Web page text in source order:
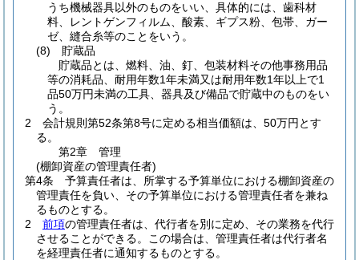
うち機械器具以外のものをいい、具体的には、歯科材
料、レントゲンフィルム、酸素、ギプス粉、包帯、ガー
ゼ、縫合糸等のことをいう。
(8)
貯蔵品
貯蔵品とは、燃料、油、釘、包装材料その他事務用品
等の消耗品、耐用年数1年未満又は耐用年数1年以上で1
品50万円未満の工具、器具及び備品で貯蔵中のものをい
う。
2
会計規則第52条第8号に定める相当価額は、50万円とす
る。
第2章
管理
(棚卸資産の管理責任者)
第4条
予算責任者は、所掌する予算単位における棚卸資産の
管理責任を負い、その予算単位における管理責任者を兼ね
るものとする。
2
前項の管理責任者は、代行者を別に定め、その業務を代行
させることができる。
この場合は、管理責任者は代行者名
を経理責任者に通知するものとする。